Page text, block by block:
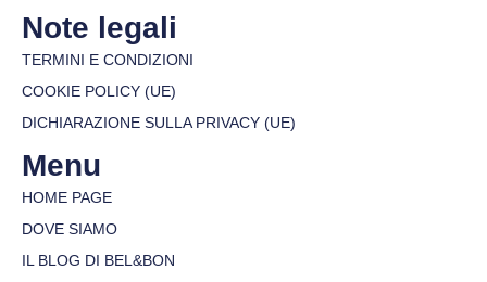
Note legali
TERMINI E CONDIZIONI
COOKIE POLICY (UE)
DICHIARAZIONE SULLA PRIVACY (UE)
Menu
HOME PAGE
DOVE SIAMO
IL BLOG DI BEL&BON